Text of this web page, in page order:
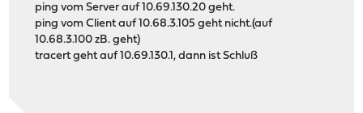
ping vom Server auf 10.69.130.20 geht.
ping vom Client auf 10.68.3.105 geht nicht.(auf
10.68.3.100 zB. geht)
tracert geht auf 10.69.130.1, dann ist Schluß